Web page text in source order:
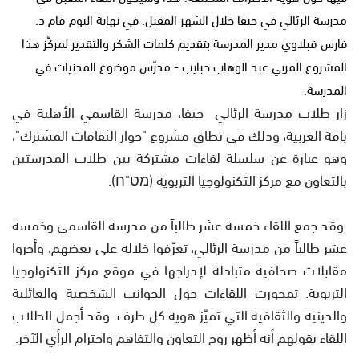
مدرسة الرئالي في حيفا خلال الشهر المقبل. في نهاية اليوم قام د.
فارس قبلاوي مدير المدرسة بتقديم كلمات الشكر والتقدير لمركّز هذا
المشروع المربي عبد الوهاب حبايب - مدرّس موضوع المدنيات في
المدرسة.
زار طلاب مدرسة الرئالي حيفا، مدرسة القاسمي الأهلية في
باقة الغربية، وذلك في نطاق مشروع "حوار الثقافات المشترك"،
وهو عبارة عن سلسلة لقاءات مشتركة بين طلاب المدرستين
بالتعاون مع مركز التكنولوجيا التربوية (מט"ח).
وقد جمع اللقاء خمسة عشر طالباً من مدرسة القاسمي وخمسة
عشر طالباً من مدرسة الرئالي، تعرّفوا خلاله على بعضهم، وأجروا
مقابلات صحافية متبادلة لإدراجها في موقع مركز التكنولوجيا
التربوية. تمحورت اللقاءات حول الجوانب الشخصية والعائلية
والدينية والثقافية التي تميّز هوية كل طرف. وقد أجمل الطلاب
اللقاء بقولهم أنه أظهر روح التعاون والتفاهم واحترام الرأي الآخر.